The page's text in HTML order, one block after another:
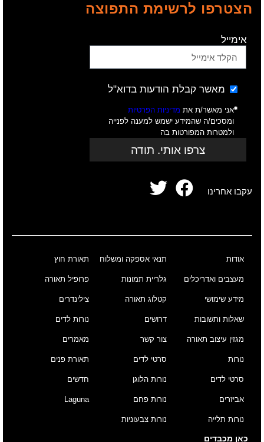
הצטרפו לרשימת התפוצה
אימייל
מאשר קבלת הודעות בדוא"ל
אני מאשר/ת את מדיניות הפרטיות
ומסכים/ה שהמידע ישמש למענה לפנייה
ולמטרות המפורטות בה
צרפו אותי. תודה
עקבו אחרינו
אודות
מעצבים ואדריכלים
מידע שימושי
שאלות ותשובות
מגזין עיצוב תאורה
תנאי אספקה ומשלוח
גלריית תמונות
קטלוג תאורה
דרושים
צור קשר
תאורת חוץ
פרופיל תאורה
צילינדרים
נורות לדים
מאמרים
נורות
סרטי לדים
אביזרים
נורות תלייה
סרטי לדים
נורות הלוגן
נורות פחם
נורות צבעוניות
תאורת פנים
חדשים
Laguna
כאן מכבדים